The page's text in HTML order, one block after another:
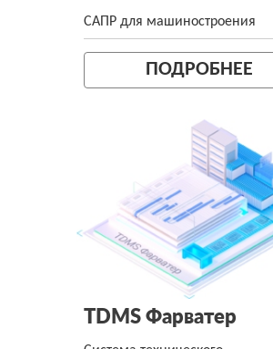
САПР для машиностроения
ПОДРОБНЕЕ
TDMS Фарватер